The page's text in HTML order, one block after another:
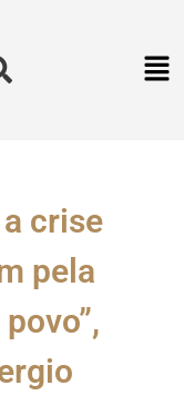
crise
pela